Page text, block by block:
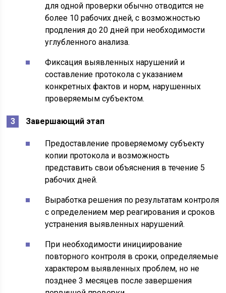
для одной проверки обычно отводится не
более 10 рабочих дней, с возможностью
продления до 20 дней при необходимости
углубленного анализа.
Фиксация выявленных нарушений и
составление протокола с указанием
конкретных фактов и норм, нарушенных
проверяемым субъектом.
Завершающий этап
Предоставление проверяемому субъекту
копии протокола и возможность
представить свои объяснения в течение 5
рабочих дней.
Выработка решения по результатам контроля
с определением мер реагирования и сроков
устранения выявленных нарушений.
При необходимости инициирование
повторного контроля в сроки, определяемые
характером выявленных проблем, но не
позднее 3 месяцев после завершения